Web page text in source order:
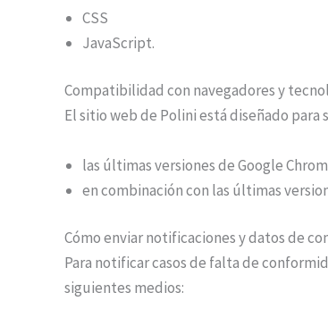
CSS
JavaScript.
Compatibilidad con navegadores y
El sitio web de Polini está diseñado
las últimas versiones de Google
en combinación con las últimas
Cómo enviar notificaciones y datos de
Para notificar casos de falta de
siguientes medios: